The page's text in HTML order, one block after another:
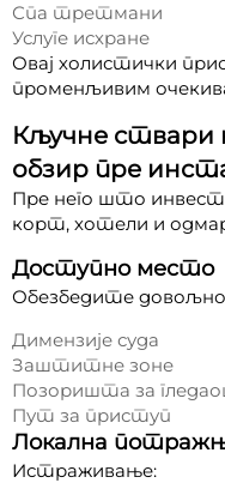
Спа третмани
Услуге исхране
Овај холистички
променљивим
Кључне ствари
обзир пре
Пре него што
корт, хотели и
Доступно место
Обезбедите
Димензије суда
Заштитне зоне
Позоришта за
Пут за приступ
Локална
Истраживање: